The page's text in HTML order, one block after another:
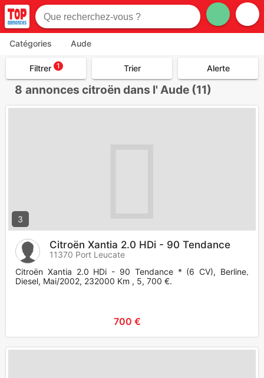
Catégories Aude
Filtrer 1 Trier Alerte
8 annonces citroën dans l' Aude (11)
3
Citroën Xantia 2.0 HDi - 90 Tendance
11370 Port Leucate
Citroën Xantia 2.0 HDi - 90 Tendance * (6 CV), Berline,
Diesel, Mai/2002, 232000 Km , 5, 700 €.
700 €